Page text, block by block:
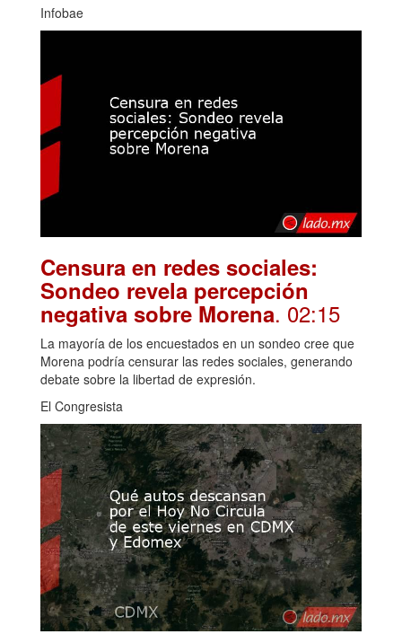
Infobae
Censura en redes sociales:
Sondeo revela percepción
negativa sobre Morena. 02:15
La mayoría de los encuestados en un sondeo cree que
Morena podría censurar las redes sociales, generando
debate sobre la libertad de expresión.
El Congresista